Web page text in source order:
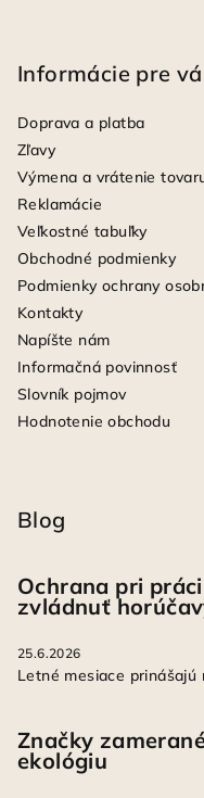
Informácie pre
Doprava a platba
Zľavy
Výmena a vrátenie
Reklamácie
Veľkostné tabuľky
Obchodné podmienky
Podmienky ochrany
Kontakty
Napíšte nám
Informačná povinnosť
Slovník pojmov
Hodnotenie obchodu
Blog
Ochrana pri
zvládnuť
25.6.2026
Letné mesiace prinášajú
Značky
ekológiu